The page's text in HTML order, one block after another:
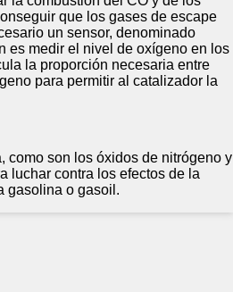
que los gases de escape
un sensor, denominado
es medir el nivel de oxígeno en los
la proporción necesaria entre
para permitir al catalizador la
como son los óxidos de nitrógeno y
luchar contra los efectos de la
gasolina o gasoil.